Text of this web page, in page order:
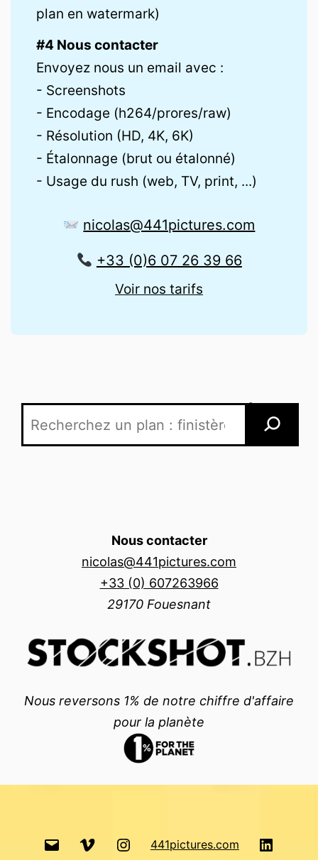
plan en watermark)
#4 Nous contacter
Envoyez nous un email avec :
- Screenshots
- Encodage (h264/prores/raw)
- Résolution (HD, 4K, 6K)
- Étalonnage (brut ou étalonné)
- Usage du rush (web, TV, print, ...)
nicolas@441pictures.com
+33 (0)6 07 26 39 66
Voir nos tarifs
Recherche par mots-clés
Nous contacter
nicolas@441pictures.com
+33 (0) 607263966
29170 Fouesnant
Nous reversons 1% de notre chiffre d'affaire
pour la planète
email Vimeo Instagram
441pictures.com